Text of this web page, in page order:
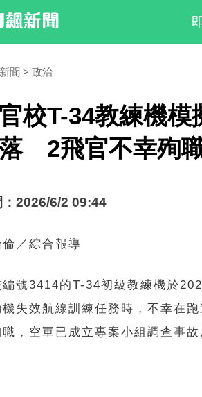
聞 政治
校T-34教練機模
2飛官不幸殉
：2026/6/2 09:44
／綜合報導
編號3414的T-34初級教練機於
失效航線訓練任務時，不幸在
，空軍已成立專案小組調查事故